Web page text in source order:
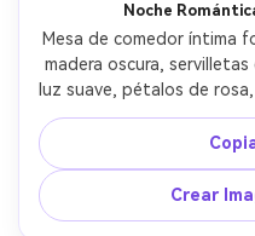
Noche
Mesa de comedor íntima
madera oscura,
luz suave, pétalos de
champán, iluminación
85mm f/1.8, poca
romántica y
Crear